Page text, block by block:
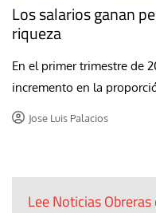
Los salarios ganan
riqueza
En el primer trimestre de
incremento en la
Jose Luis Palacios
Lee Noticias